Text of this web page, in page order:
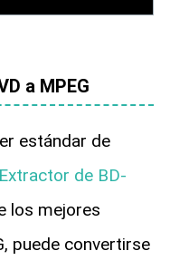
a MPEG
estándar de
Extractor de BD-
los mejores
puede convertirse